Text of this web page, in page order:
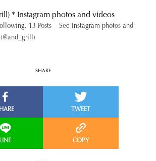
* Instagram photos and videos
13 Posts – See Instagram photos and
SHARE